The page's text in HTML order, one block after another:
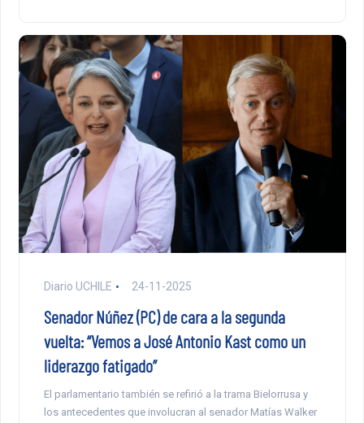
Diario UCHILE 24-11-2025
Senador Núñez (PC) de cara a la segunda
vuelta: “Vemos a José Antonio Kast como un
liderazgo fatigado”
El parlamentario también se refirió a la trama Bielorrusa y
los antecedentes que involucran al senador Matías Walker